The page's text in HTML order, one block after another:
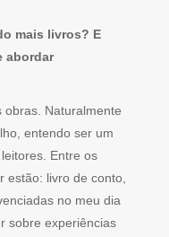
mais livros? E
abordar
obras. Naturalmente
entendo ser um
Entre os
estão: livro de conto,
no meu dia
sobre experiências